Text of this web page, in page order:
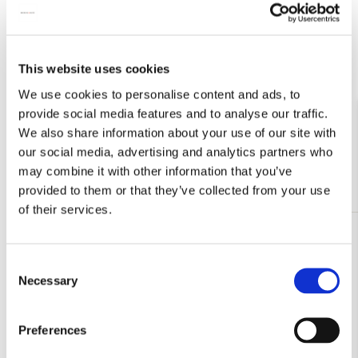
This website uses cookies
We use cookies to personalise content and ads, to
provide social media features and to analyse our traffic.
We also share information about your use of our site with
our social media, advertising and analytics partners who
may combine it with other information that you’ve
provided to them or that they’ve collected from your use
of their services.
Selection
Necessary
Preferences
Scheepvaartmuseum
€ 3,50
Bekijk alles van Joan Blaeu
Meer van Het Scheepvaartmuseum
verlanglijst